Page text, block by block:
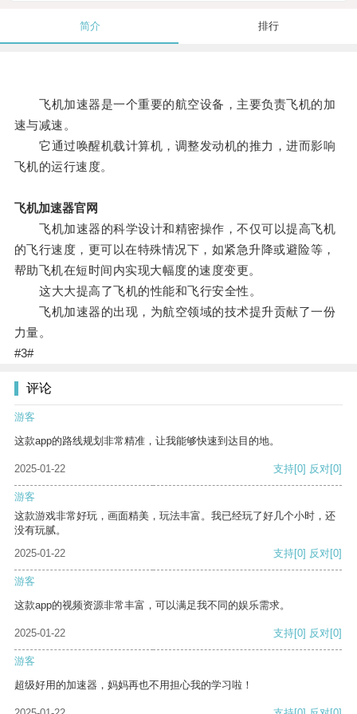
简介 排行
飞机加速器是一个重要的航空设备，主要负责飞机的加
速与减速。
它通过唤醒机载计算机，调整发动机的推力，进而影响
飞机的运行速度。
飞机加速器官网
飞机加速器的科学设计和精密操作，不仅可以提高飞机
的飞行速度，更可以在特殊情况下，如紧急升降或避险等，
帮助飞机在短时间内实现大幅度的速度变更。
这大大提高了飞机的性能和飞行安全性。
飞机加速器的出现，为航空领域的技术提升贡献了一份
力量。
#3#
评论
游客
这款app的路线规划非常精准，让我能够快速到达目的地。
2025-01-22 支持[0] 反对[0]
游客
这款游戏非常好玩，画面精美，玩法丰富。我已经玩了好几个小时，还
没有玩腻。
2025-01-22
支持[0] 反对[0]
游客
这款app的视频资源非常丰富，可以满足我不同的娱乐需求。
2025-01-22 支持[0] 反对[0]
游客
超级好用的加速器，妈妈再也不用担心我的学习啦！